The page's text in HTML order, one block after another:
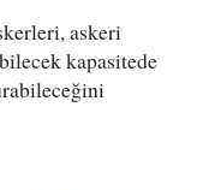
askeri
kapasitede